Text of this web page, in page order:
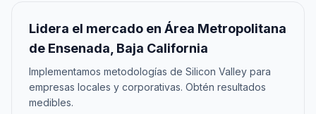
Lidera el mercado en Área Metropolitana
de Ensenada, Baja California
Implementamos metodologías de Silicon Valley para
empresas locales y corporativas. Obtén resultados
medibles.